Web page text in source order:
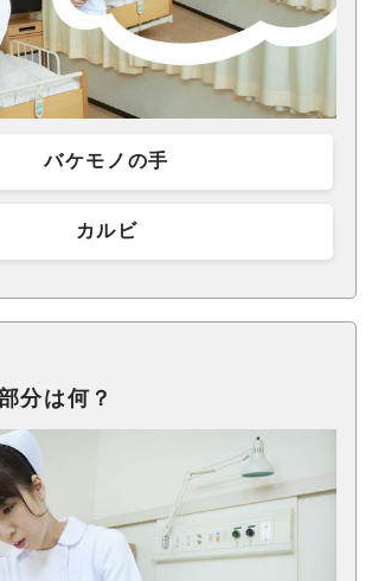
バケモノの手
カルビ
分は何？